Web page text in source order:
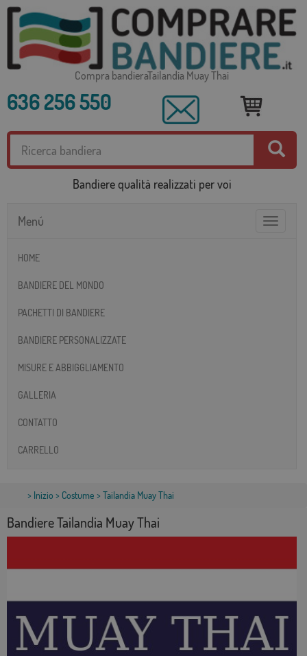
Compra bandieraTailandia Muay Thai
636 256 550
Bandiere qualità realizzati per voi
Toggle
Menú
HOME
BANDIERE DEL MONDO
PACHETTI DI BANDIERE
BANDIERE PERSONALIZZATE
MISURE E ABBIGGLIAMENTO
GALLERIA
CONTATTO
CARRELLO
> Inizio > Costume > Tailandia Muay Thai
Bandiere Tailandia Muay Thai